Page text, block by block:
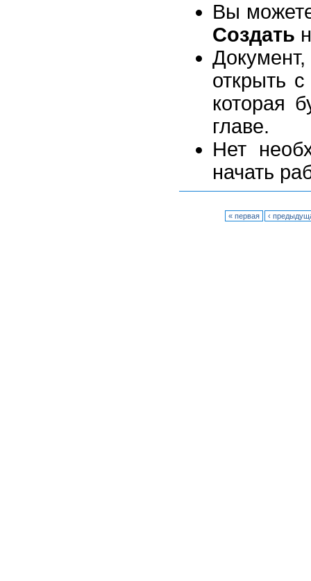
Вы
Создать
открыть
которая
главе.
Нет
начать
« первая ‹